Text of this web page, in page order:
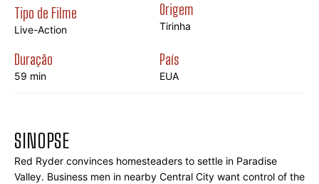
Tipo de Filme
Live-Action
Origem
Tirinha
Duração
59 min
País
EUA
SINOPSE
Red Ryder convinces homesteaders to settle in Paradise
Valley. Business men in nearby Central City want control of the